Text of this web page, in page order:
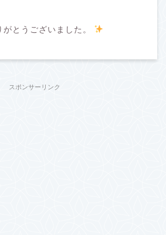
がとうございました。
スポンサーリンク